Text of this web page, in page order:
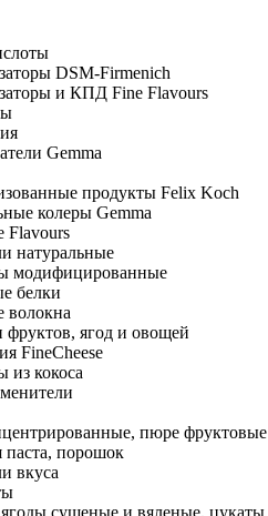
DSM-Firmenich
и КПД Fine Flavours
Gemma
продукты Felix Koch
колеры Gemma
натуральные
модифицированные
белки
ягод и овощей
FineCheese
из кокоса
пюре фруктовые
паста, порошок
вкуса
сушеные и вяленые, цукаты